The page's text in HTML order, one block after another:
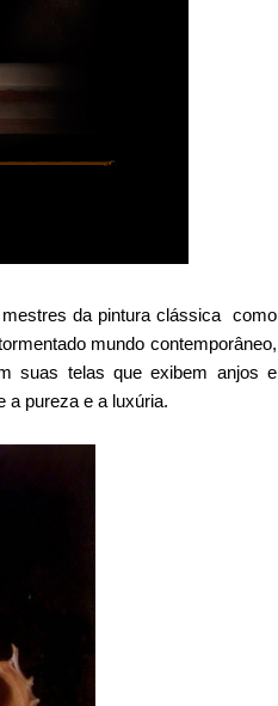
da pintura clássica como
mundo contemporâneo,
suas telas que exibem anjos e
a pureza e a luxúria.